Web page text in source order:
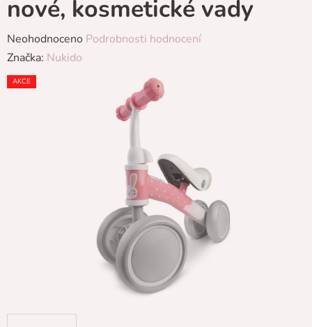
nové, kosmetické vady
Průměrné
hodnocení
produktu
Neohodnoceno Podrobnosti hodnocení
Značka: Nukido
AKCE